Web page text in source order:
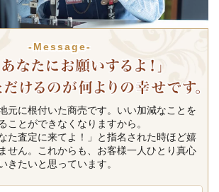
-Message-
元に根付いた商売です。いい加減なことを
ことができなくなりますから。
た査定に来てよ！」と指名された時ほど嬉
せん。これからも、お客様一人ひとり真心
きたいと思っています。